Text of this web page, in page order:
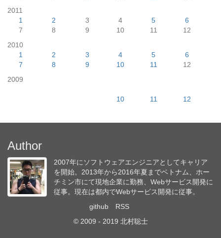
2011
1
2 3 4 5
6
7
8 9 10 11
12
2010
1
2 3 4 5
6
7
8 9 10 11
12
2009
10 11 12
Author
2007年にソフトウェアエンジニアとしてキャリア
を開始。2013年から2016年夏までベトナム、ホー
チミン市にて現地企業に勤務、Webサービス開発に
従事。現在は都内でWebサービス開発に従事。
github
RSS
© 2009 - 2019 北村聡士